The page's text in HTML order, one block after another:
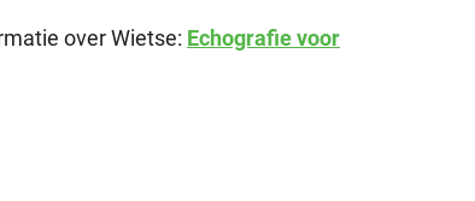
over Wietse: Echografie voor